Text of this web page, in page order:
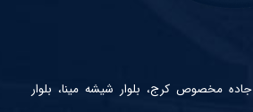
تهران، کیلومتر ۵ جاده مخصوص کرج، بلوار شیشه مینا، بلوار